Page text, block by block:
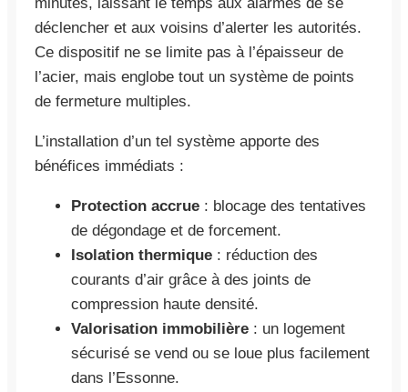
déclencher et aux voisins d’alerter les autorités.
Ce dispositif ne se limite pas à l’épaisseur de
l’acier, mais englobe tout un système de points
de fermeture multiples.
L’installation d’un tel système apporte des
bénéfices immédiats :
Protection accrue : blocage des tentatives
de dégondage et de forcement.
Isolation thermique : réduction des
courants d’air grâce à des joints de
compression haute densité.
Valorisation immobilière : un logement
sécurisé se vend ou se loue plus facilement
dans l’Essonne.